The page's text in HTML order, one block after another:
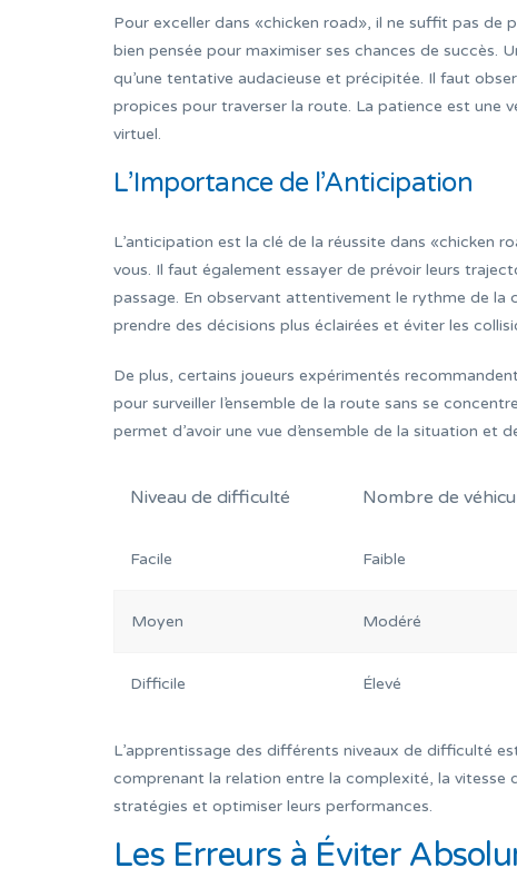
Pour exceller dans «chicken road», il ne suffit pas de
bien pensée pour maximiser ses chances de
qu’une tentative audacieuse et précipitée. Il faut
propices pour traverser la route. La patience est une
virtuel.
L’Importance de l’Anticipation
L’anticipation est la clé de la réussite dans «chicken
vous. Il faut également essayer de prévoir leurs
passage. En observant attentivement le rythme de la
prendre des décisions plus éclairées et éviter les
De plus, certains joueurs expérimentés
pour surveiller l’ensemble de la route sans se
permet d’avoir une vue d’ensemble de la situation et
Niveau de difficulté Nombre de
Facile Faible
Moyen Modéré
Difficile Élevé
L’apprentissage des différents niveaux de difficulté
comprenant la relation entre la complexité, la vitesse
stratégies et optimiser leurs performances.
Les Erreurs à Éviter